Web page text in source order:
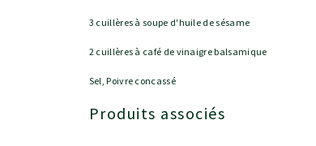
3 cuillères à soupe d'huile de sésame
2 cuillères à café de vinaigre balsamique
Sel, Poivre concassé
Produits associés